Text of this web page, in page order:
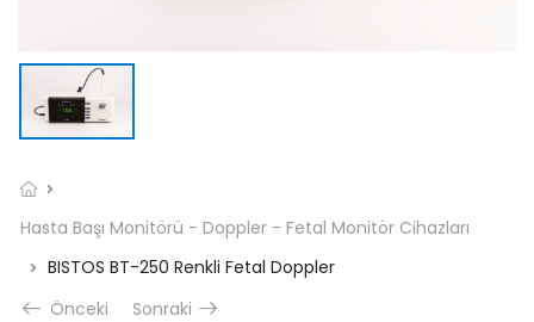
Hasta Başı Monitörü - Doppler - Fetal Monitör Cihazları
BISTOS BT-250 Renkli Fetal Doppler
Önceki
Sonraki